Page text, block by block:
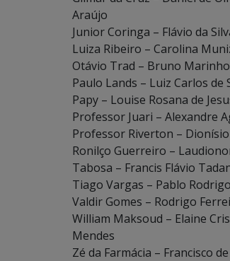
Araújo
Junior Coringa – Flávio da
Luiza Ribeiro – Carolina
Otávio Trad – Bruno
Paulo Lands – Luiz Carlos
Papy – Louise Rosana de
Professor Juari – Alexandre
Professor Riverton –
Ronilço Guerreiro –
Tabosa – Francis Flávio
Tiago Vargas – Pablo
Valdir Gomes – Rodrigo
William Maksoud – Elaine
Mendes
Zé da Farmácia – Francisco